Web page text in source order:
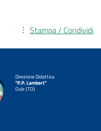
Stampa / Condividi
Direzione Didattica
"P.P. Lambert"
Oulx (TO)